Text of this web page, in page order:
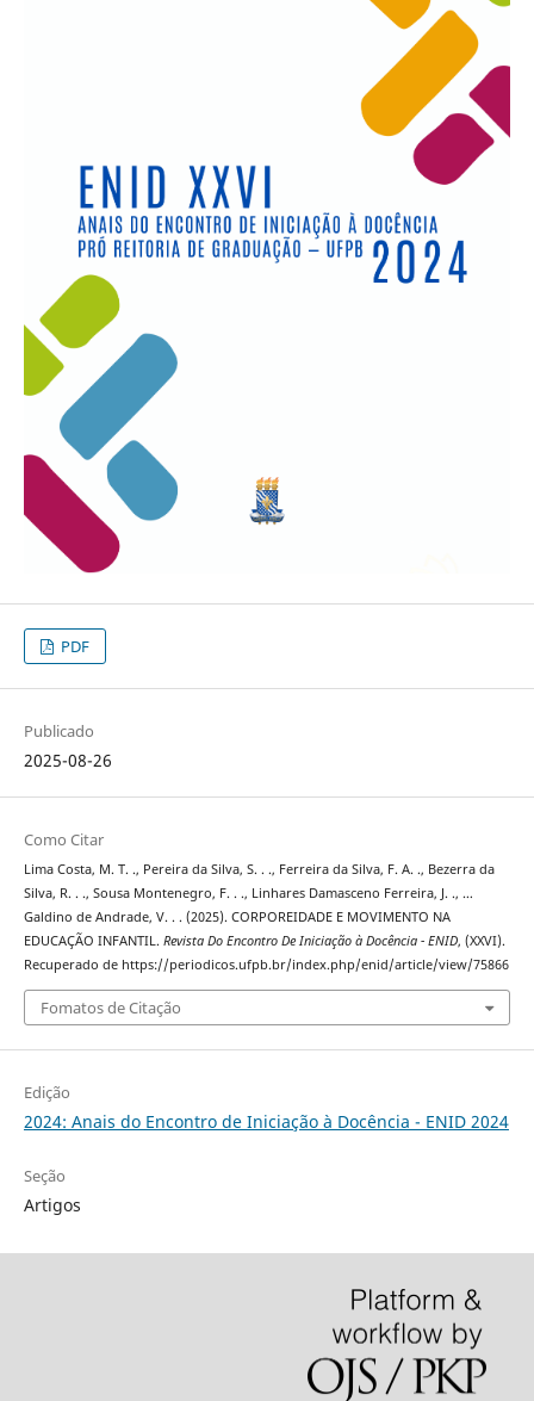
PDF
Publicado
2025-08-26
Como Citar
Lima Costa, M. T. ., Pereira da Silva, S. . ., Ferreira da Silva, F. A. ., Bezerra da
Silva, R. . ., Sousa Montenegro, F. . ., Linhares Damasceno Ferreira, J. ., …
Galdino de Andrade, V. . . (2025). CORPOREIDADE E MOVIMENTO NA
EDUCAÇÃO INFANTIL. Revista Do Encontro De Iniciação à Docência - ENID, (XXVI).
Recuperado de https://periodicos.ufpb.br/index.php/enid/article/view/75866
Fomatos de Citação
Edição
2024: Anais do Encontro de Iniciação à Docência - ENID 2024
Seção
Artigos